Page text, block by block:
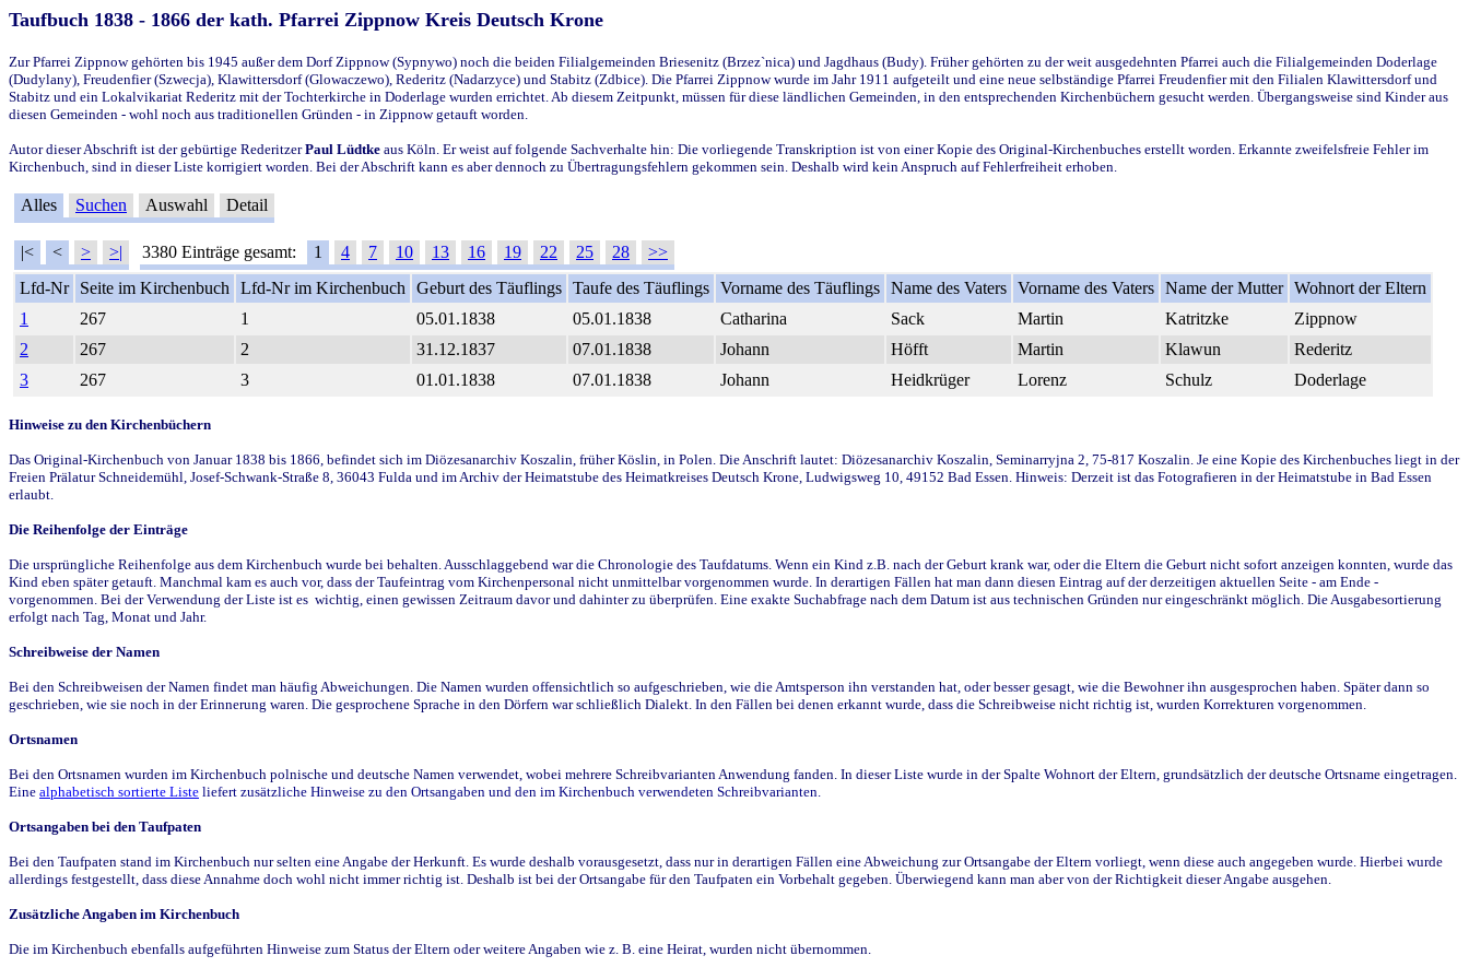
Taufbuch 1838 - 1866 der kath. Pfarrei Zippnow Kreis Deutsch Krone
Zur Pfarrei Zippnow gehörten bis 1945 außer dem Dorf Zippnow (Sypnywo) noch die beiden Filialgemeinden Briesenitz (Brzez`nica) und Jagdhaus (Budy). Früher gehörten zu der weit ausgedehnten Pfarrei auch die Filialgemeinden Doderlage
(Dudylany), Freudenfier (Szwecja), Klawittersdorf (Glowaczewo), Rederitz (Nadarzyce) und Stabitz (Zdbice). Die Pfarrei Zippnow wurde im Jahr 1911 aufgeteilt und eine neue selbständige Pfarrei Freudenfier mit den Filialen Klawittersdorf und
Stabitz und ein Lokalvikariat Rederitz mit der Tochterkirche in Doderlage wurden errichtet. Ab diesem Zeitpunkt, müssen für diese ländlichen Gemeinden, in den entsprechenden Kirchenbüchern gesucht werden. Übergangsweise sind Kinder aus
diesen Gemeinden - wohl noch aus traditionellen Gründen - in Zippnow getauft worden.
Autor dieser Abschrift ist der gebürtige RederitzerPaul Lüdtke aus Köln. Er weist auf folgende Sachverhalte hin: Die vorliegende Transkription ist von einer Kopie des Original-Kirchenbuches erstellt worden. Erkannte zweifelsfreie Fehler im
Kirchenbuch, sind in dieser Liste korrigiert worden. Bei der Abschrift kann es aber dennoch zu Übertragungsfehlern gekommen sein. Deshalb wird kein Anspruch auf Fehlerfreiheit erhoben.
Alles Suchen Auswahl Detail
|< < > >| 3380 Einträge gesamt: 1 4 7 10 13 16 19 22 25 28
>>
Lfd-Nr
Seite im Kirchenbuch Lfd-Nr im Kirchenbuch Geburt des Täuflings Taufe des Täuflings Vorname des Täuflings Name des Vaters Vorname des Vaters Name der Mutter Wohnort der Eltern
1
267 1 05.01.1838 05.01.1838 Catharina Sack Martin Katritzke
Zippnow
2
267 2 31.12.1837 07.01.1838 Johann Höfft Martin Klawun
Rederitz
3
267 3 01.01.1838 07.01.1838 Johann Heidkrüger Lorenz Schulz Doderlage
Hinweise zu den Kirchenbüchern
Das Original-Kirchenbuch von Januar 1838 bis 1866, befindet sich im Diözesanarchiv Koszalin, früher Köslin, in Polen. Die Anschrift lautet: Diözesanarchiv Koszalin, Seminarryjna 2, 75-817 Koszalin. Je eine Kopie des Kirchenbuches liegt in der
Freien Prälatur Schneidemühl, Josef-Schwank-Straße 8, 36043 Fulda und im Archiv der Heimatstube des Heimatkreises Deutsch Krone, Ludwigsweg 10, 49152 Bad Essen. Hinweis: Derzeit ist das Fotografieren in der Heimatstube in Bad Essen
erlaubt.
Die Reihenfolge der Einträge
Die ursprüngliche Reihenfolge aus dem Kirchenbuch wurde bei behalten. Ausschlaggebend war die Chronologie des Taufdatums. Wenn ein Kind z.B. nach der Geburt krank war, oder die Eltern die Geburt nicht sofort anzeigen konnten, wurde das
Kind eben später getauft. Manchmal kam es auch vor, dass der Taufeintrag vom Kirchenpersonal nicht unmittelbar vorgenommen wurde. In derartigen Fällen hat man dann diesen Eintrag auf der derzeitigen aktuellen Seite - am Ende -
vorgenommen. Bei der Verwendung der Liste ist es wichtig, einen gewissen Zeitraum davor und dahinter zu überprüfen. Eine exakte Suchabfrage nach dem Datum ist aus technischen Gründen nur eingeschränkt möglich. Die Ausgabesortierung
erfolgt nach Tag, Monat und Jahr.
Schreibweise der Namen
Bei den Schreibweisen der Namen findet man häufig Abweichungen. Die Namen wurden offensichtlich so aufgeschrieben, wie die Amtsperson ihn verstanden hat, oder besser gesagt, wie die Bewohner ihn ausgesprochen haben. Später dann so
geschrieben, wie sie noch in der Erinnerung waren. Die gesprochene Sprache in den Dörfern war schließlich Dialekt. In den Fällen bei denen erkannt wurde, dass die Schreibweise nicht richtig ist, wurden Korrekturen vorgenommen.
Ortsnamen
Bei den Ortsnamen wurden im Kirchenbuch polnische und deutsche Namen verwendet, wobei mehrere Schreibvarianten Anwendung fanden. In dieser Liste wurde in der Spalte Wohnort der Eltern, grundsätzlich der deutsche Ortsname eingetragen.
Eine alphabetisch sortierte Liste liefert zusätzliche Hinweise zu den Ortsangaben und den im Kirchenbuch verwendeten Schreibvarianten.
Ortsangaben bei den Taufpaten
Bei den Taufpaten stand im Kirchenbuch nur selten eine Angabe der Herkunft. Es wurde deshalb vorausgesetzt, dass nur in derartigen Fällen eine Abweichung zur Ortsangabe der Eltern vorliegt, wenn diese auch angegeben wurde. Hierbei wurde
allerdings festgestellt, dass diese Annahme doch wohl nicht immer richtig ist. Deshalb ist bei der Ortsangabe für den Taufpaten ein Vorbehalt gegeben. Überwiegend kann man aber von der Richtigkeit dieser Angabe ausgehen.
Zusätzliche Angaben im Kirchenbuch
Die im Kirchenbuch ebenfalls aufgeführten Hinweise zum Status der Eltern oder weitere Angaben wie z. B. eine Heirat, wurden nicht übernommen.